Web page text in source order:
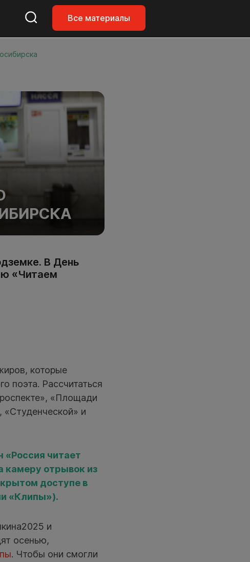
Все материалы
В День
«Читаем
которые
поэта. Рассчитаться
«Площади
и
читает
камеру отрывок из
доступе в
«Клипы»).
и
осенью,
. Чтобы они смогли